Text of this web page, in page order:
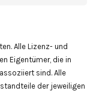
Alle Lizenz- und
Eigentümer, die in
sind. Alle
der jeweiligen